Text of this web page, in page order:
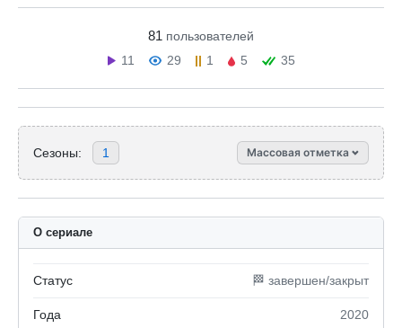
81 пользователей
11
29 1 5 35
Сезоны: 1 Массовая отметка
О сериале
Статус 🏁 завершен/закрыт
Года 2020